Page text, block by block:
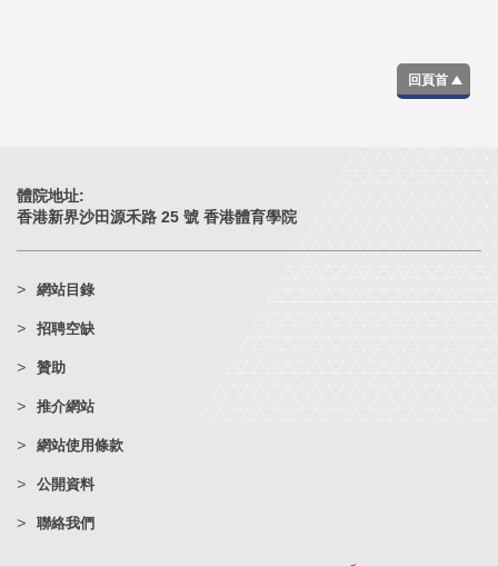
回頁首
體院地址:
香港新界沙田源禾路 25 號 香港體育學院
網站目錄
招聘空缺
贊助
推介網站
網站使用條款
公開資料
聯絡我們